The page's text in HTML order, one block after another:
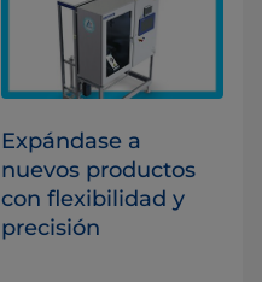
Expándase a
nuevos productos
con flexibilidad y
precisión